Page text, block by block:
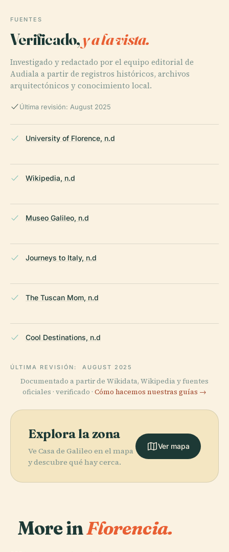
FUENTES
Verificado,y a la vista.
Investigado y redactado por el equipo editorial de
Audiala a partir de registros históricos, archivos
arquitectónicos y conocimiento local.
Última revisión: August 2025
University of Florence, n.d
Wikipedia, n.d
Museo Galileo, n.d
Journeys to Italy, n.d
The Tuscan Mom, n.d
Cool Destinations, n.d
ÚLTIMA REVISIÓN: AUGUST 2025
Documentado a partir de Wikidata, Wikipedia y fuentes
oficiales · verificado · Cómo hacemos nuestras guías →
Explora la zona
Ve Casa de Galileo en el mapa
y descubre qué hay cerca.
Ver mapa
More inFlorencia.